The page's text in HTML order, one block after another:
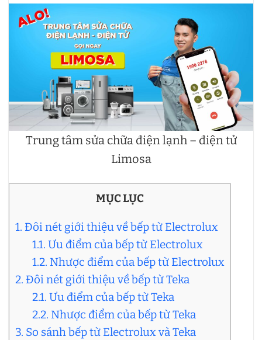
Trung tâm sửa chữa điện lạnh – điện tử
Limosa
MỤC LỤC
1. Đôi nét giới thiệu về bếp từ Electrolux
1.1. Ưu điểm của bếp từ Electrolux
1.2. Nhược điểm của bếp từ Electrolux
2. Đôi nét giới thiệu về bếp từ Teka
2.1. Ưu điểm của bếp từ Teka
2.2. Nhược điểm của bếp từ Teka
3. So sánh bếp từ Electrolux và Teka